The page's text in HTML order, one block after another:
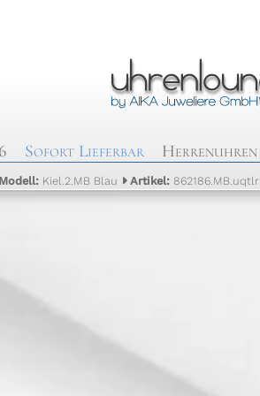
Sofort Lieferbar Herrenuhren
Kiel.2.MB Blau Artikel: 862186.MB.uqtlr